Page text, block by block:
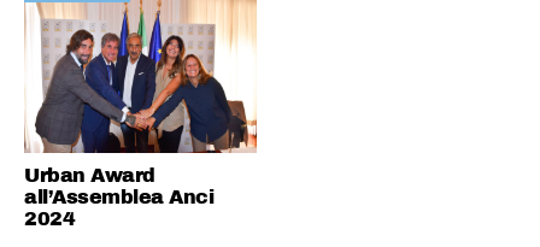
Urban Award
all’Assemblea Anci
2024